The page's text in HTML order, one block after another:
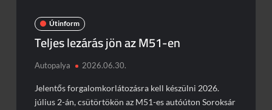
Útinform
Teljes lezárás jön az M51-en
Autopalya 2026.06.30.
Jelentős forgalomkorlátozásra kell készülni 2026.
július 2-án, csütörtökön az M51-es autóúton Soroksár